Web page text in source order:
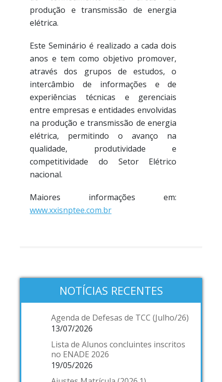
produção e transmissão de energia
elétrica.
Este Seminário é realizado a cada dois
anos e tem como objetivo promover,
através dos grupos de estudos, o
intercâmbio de informações e de
experiências técnicas e gerenciais
entre empresas e entidades envolvidas
na produção e transmissão de energia
elétrica, permitindo o avanço na
qualidade, produtividade e
competitividade do Setor Elétrico
nacional.
Maiores informações em:
www.xxisnptee.com.br
NOTÍCIAS RECENTES
Agenda de Defesas de TCC (Julho/26)
13/07/2026
Lista de Alunos concluintes inscritos
no ENADE 2026
19/05/2026